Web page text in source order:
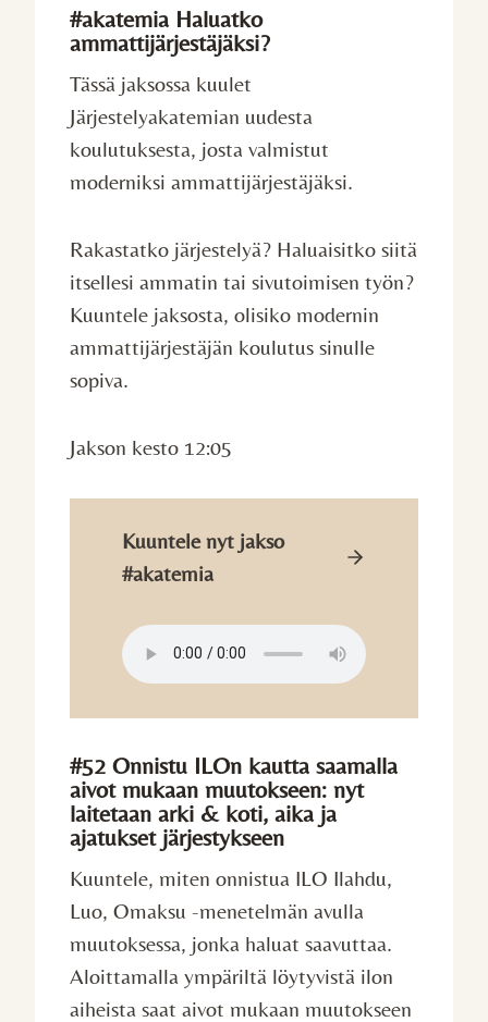
#akatemia Haluatko
ammattijärjestäjäksi?
Tässä jaksossa kuulet
Järjestelyakatemian uudesta
koulutuksesta, josta valmistut
moderniksi ammattijärjestäjäksi.
Rakastatko järjestelyä? Haluaisitko siitä
itsellesi ammatin tai sivutoimisen työn?
Kuuntele jaksosta, olisiko modernin
ammattijärjestäjän koulutus sinulle
sopiva.
Jakson kesto 12:05
Kuuntele nyt jakso
#akatemia
#52 Onnistu ILOn kautta saamalla
aivot mukaan muutokseen: nyt
laitetaan arki & koti, aika ja
ajatukset järjestykseen
Kuuntele, miten onnistua ILO Ilahdu,
Luo, Omaksu -menetelmän avulla
muutoksessa, jonka haluat saavuttaa.
Aloittamalla ympäriltä löytyvistä ilon
aiheista saat aivot mukaan muutokseen